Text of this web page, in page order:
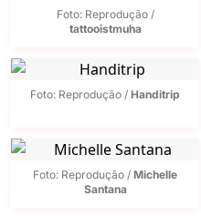
Foto: Reprodução /
tattooistmuha
Foto: Reprodução / Handitrip
Foto: Reprodução / Michelle
Santana